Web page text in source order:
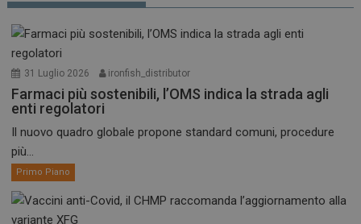
31 Luglio 2026 ironfish_distributor
Farmaci più sostenibili, l’OMS indica la strada agli
enti regolatori
Il nuovo quadro globale propone standard comuni, procedure
più...
Primo Piano